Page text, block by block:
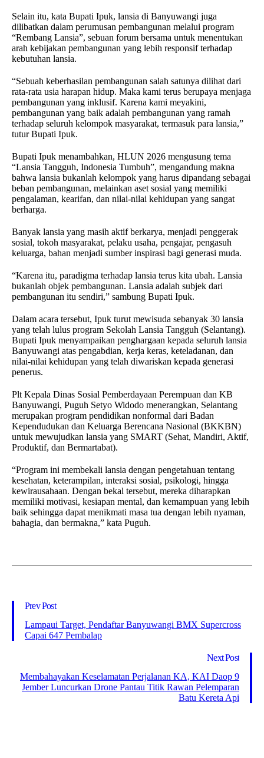
Selain itu, kata Bupati Ipuk, lansia di Banyuwangi juga
dilibatkan dalam perumusan pembangunan melalui program
“Rembang Lansia”, sebuan forum bersama untuk menentukan
arah kebijakan pembangunan yang lebih responsif terhadap
kebutuhan lansia.
“Sebuah keberhasilan pembangunan salah satunya dilihat dari
rata-rata usia harapan hidup. Maka kami terus berupaya menjaga
pembangunan yang inklusif. Karena kami meyakini,
pembangunan yang baik adalah pembangunan yang ramah
terhadap seluruh kelompok masyarakat, termasuk para lansia,”
tutur Bupati Ipuk.
Bupati Ipuk menambahkan, HLUN 2026 mengusung tema
“Lansia Tangguh, Indonesia Tumbuh”, mengandung makna
bahwa lansia bukanlah kelompok yang harus dipandang sebagai
beban pembangunan, melainkan aset sosial yang memiliki
pengalaman, kearifan, dan nilai-nilai kehidupan yang sangat
berharga.
Banyak lansia yang masih aktif berkarya, menjadi penggerak
sosial, tokoh masyarakat, pelaku usaha, pengajar, pengasuh
keluarga, bahan menjadi sumber inspirasi bagi generasi muda.
“Karena itu, paradigma terhadap lansia terus kita ubah. Lansia
bukanlah objek pembangunan. Lansia adalah subjek dari
pembangunan itu sendiri,” sambung Bupati Ipuk.
Dalam acara tersebut, Ipuk turut mewisuda sebanyak 30 lansia
yang telah lulus program Sekolah Lansia Tangguh (Selantang).
Bupati Ipuk menyampaikan penghargaan kepada seluruh lansia
Banyuwangi atas pengabdian, kerja keras, keteladanan, dan
nilai-nilai kehidupan yang telah diwariskan kepada generasi
penerus.
Plt Kepala Dinas Sosial Pemberdayaan Perempuan dan KB
Banyuwangi, Puguh Setyo Widodo menerangkan, Selantang
merupakan program pendidikan nonformal dari Badan
Kependudukan dan Keluarga Berencana Nasional (BKKBN)
untuk mewujudkan lansia yang SMART (Sehat, Mandiri, Aktif,
Produktif, dan Bermartabat).
“Program ini membekali lansia dengan pengetahuan tentang
kesehatan, keterampilan, interaksi sosial, psikologi, hingga
kewirausahaan. Dengan bekal tersebut, mereka diharapkan
memiliki motivasi, kesiapan mental, dan kemampuan yang lebih
baik sehingga dapat menikmati masa tua dengan lebih nyaman,
bahagia, dan bermakna,” kata Puguh.
Prev Post
Lampaui Target, Pendaftar Banyuwangi BMX Supercross
Capai 647 Pembalap
Next Post
Membahayakan Keselamatan Perjalanan KA, KAI Daop 9
Jember Luncurkan Drone Pantau Titik Rawan Pelemparan
Batu Kereta Api